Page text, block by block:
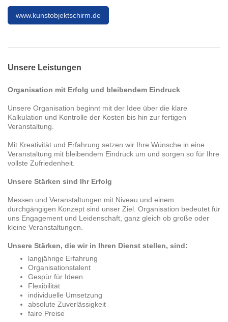
www.kunstobjektschirm.de
Unsere Leistungen
Organisation mit Erfolg und bleibendem Eindruck
Unsere Organisation beginnt mit der Idee über die klare
Kalkulation und Kontrolle der Kosten bis hin zur fertigen
Veranstaltung.
Mit Kreativität und Erfahrung setzen wir Ihre Wünsche in eine
Veranstaltung mit bleibendem Eindruck um und sorgen so für Ihre
vollste Zufriedenheit.
Unsere Stärken sind Ihr Erfolg
Messen und Veranstaltungen mit Niveau und einem
durchgängigen Konzept sind unser Ziel. Organisation bedeutet für
uns Engagement und Leidenschaft, ganz gleich ob große oder
kleine Veranstaltungen.
Unsere Stärken, die wir in Ihren Dienst stellen, sind:
langjährige Erfahrung
Organisationstalent
Gespür für Ideen
Flexibilität
individuelle Umsetzung
absolute Zuverlässigkeit
faire Preise